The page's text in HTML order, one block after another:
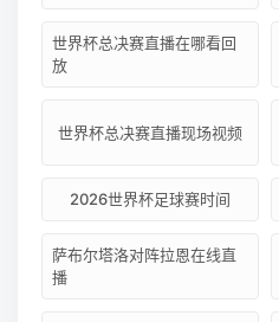
世界杯总决赛直播在哪看回
放
世界杯总决赛直播现场视频
2026世界杯足球赛时间
萨布尔塔洛对阵拉恩在线直
播